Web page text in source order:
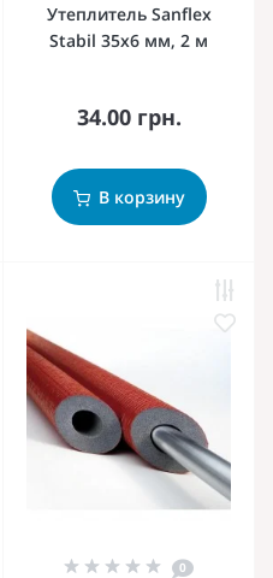
Утеплитель Sanflex
Stabil 35х6 мм, 2 м
34.00 грн.
В корзину
0